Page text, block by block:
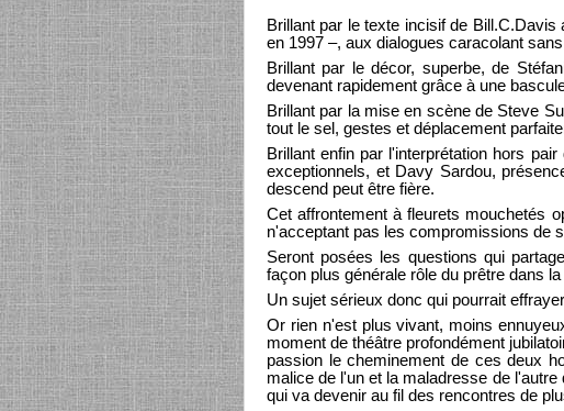
Brillant par le texte incisif de
en 1997 –, aux dialogues caracolant
Brillant par le décor, superbe, de
devenant rapidement grâce à une
Brillant par la mise en scène de Steve
tout le sel, gestes et déplacement
Brillant enfin par l'interprétation hors
exceptionnels, et Davy Sardou,
descend peut être fière.
Cet affrontement à fleurets mouchetés
n'acceptant pas les compromissions de
Seront posées les questions qui
façon plus générale rôle du prêtre dans
Un sujet sérieux donc qui pourrait
Or rien n'est plus vivant, moins
moment de théâtre profondément
passion le cheminement de ces deux
malice de l'un et la maladresse de
qui va devenir au fil des rencontres de